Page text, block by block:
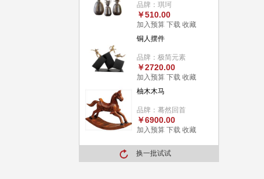
品牌：琪珂
￥510.00
加入预算 下载 收藏
铜人摆件
品牌：极简元素
￥2720.00
加入预算 下载 收藏
柚木木马
品牌：蓦然回首
￥6900.00
加入预算 下载 收藏
换一批试试